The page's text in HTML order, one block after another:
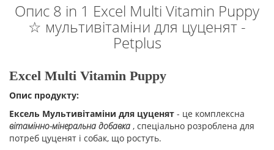
Опис 8 in 1 Excel Multi Vitamin Puppy
☆ мультивітаміни для цуценят -
Petplus
Excel Multi Vitamin Puppy
Опис продукту:
Ексель Мультивітаміни для цуценят - це комплексна
вітамінно-мінеральна добавка , спеціально розроблена для
потреб цуценят і собак, що ростуть.